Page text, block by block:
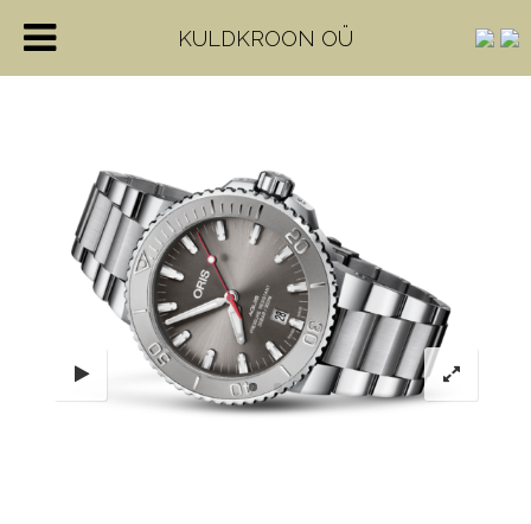
KULDKROON OÜ